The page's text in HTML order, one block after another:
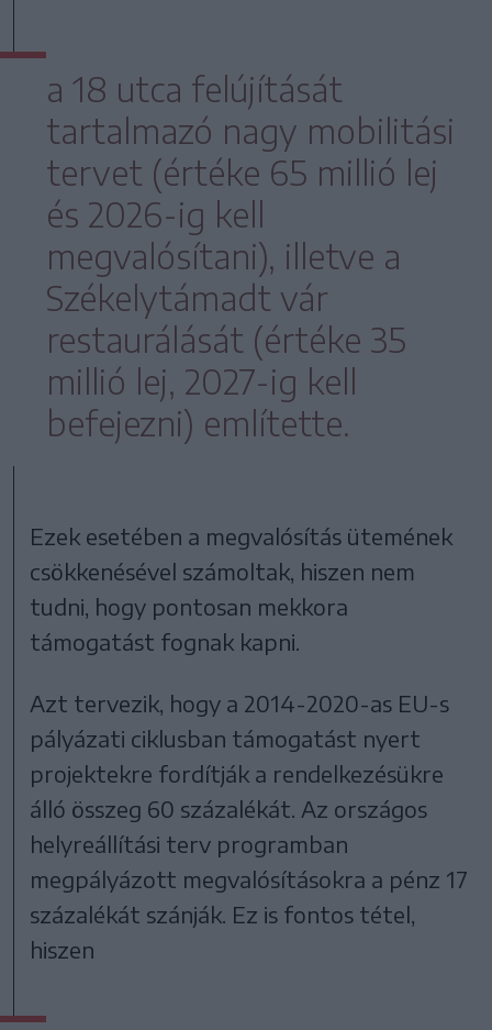
a 18 utca felújítását
tartalmazó nagy mobilitási
tervet (értéke 65 millió lej
és 2026-ig kell
megvalósítani), illetve a
Székelytámadt vár
restaurálását (értéke 35
millió lej, 2027-ig kell
befejezni) említette.
Ezek esetében a megvalósítás ütemének
csökkenésével számoltak, hiszen nem
tudni, hogy pontosan mekkora
támogatást fognak kapni.
Azt tervezik, hogy a 2014-2020-as EU-s
pályázati ciklusban támogatást nyert
projektekre fordítják a rendelkezésükre
álló összeg 60 százalékát. Az országos
helyreállítási terv programban
megpályázott megvalósításokra a pénz 17
százalékát szánják. Ez is fontos tétel,
hiszen